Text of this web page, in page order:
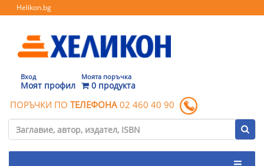
Helikon.bg
Вход
Моят профил
Моята поръчка
0 продукта
ПОРЪЧКИ ПО ТЕЛЕФОНА 02 460 40 90